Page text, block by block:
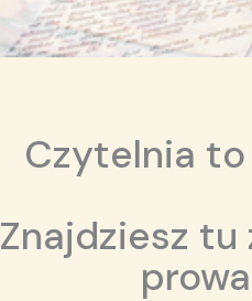
Czytelnia
Znajdziesz